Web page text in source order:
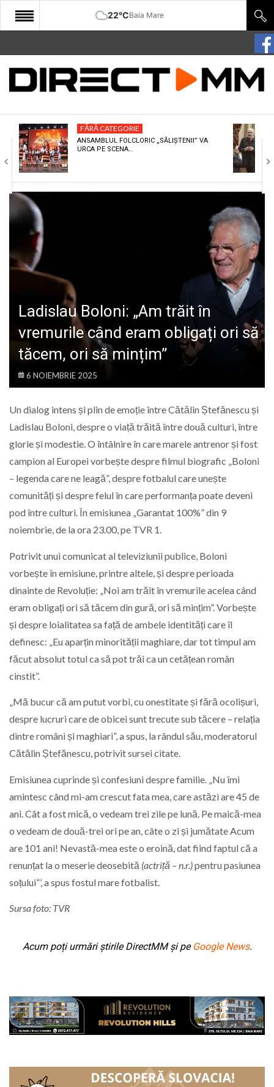
22°CBaia Mare
START
COMUNITATE
CULTURA
ECONOMIE
SANATATE
SPORT
SPECIAL
POLITIC
FĂRĂ CATEGORIE
ANSAMBLUL FOLCLORIC „SĂLIȘTENII” VA
URCA PE SCENA…
Ladislau Boloni: „Am trăit în
vremurile când eram obligați ori să
tăcem, ori să mințim”
6 NOIEMBRIE 2025
Un dialog intens și plin de emoție între Cătălin Ștefănescu și
Ladislau Boloni, despre o viață trăită între două culturi, între
glorie și modestie. O întâlnire în care marele antrenor și fost
campion al Europei vorbește despre filmul biografic „Boloni
– legenda care ne leagă”, despre fotbalul care unește
comunități și despre felul în care performanța poate deveni
pod între culturi. În emisiunea „Garantat 100%” din 9
noiembrie, de la ora 23.00, pe TVR 1.
Potrivit unui comunicat al televiziunii publice, Boloni
vorbește în emisiune, printre altele, și despre perioada
dinainte de Revoluție: „Noi am trăit în vremurile acelea când
eram obligați ori să tăcem din gură, ori să mințim”. Vorbește
și despre loialitatea sa față de ambele identități care îl
definesc: „Eu aparțin minorității maghiare, dar tot timpul am
făcut absolut totul ca să pot trăi ca un cetățean român
cinstit”.
„Mă bucur că am putut vorbi, cu onestitate și fără ocolișuri,
despre lucruri care de obicei sunt trecute sub tăcere – relația
dintre români și maghiari”, a spus, la rândul său, moderatorul
Cătălin Ștefănescu, potrivit sursei citate.
Emisiunea cuprinde și confesiuni despre familie. „Nu îmi
amintesc când mi-am crescut fata mea, care astăzi are 45 de
ani. Cât a fost mică, o vedeam trei zile pe lună. Pe maică-mea
o vedeam de două-trei ori pe an, câte o zi și jumătate Acum
are 101 ani! Nevastă-mea este o eroină, dat fiind faptul că a
renunțat la o meserie deosebită (actriță – n .r.)pentru pasiunea
soțului”’, a spus fostul mare fotbalist.
Sursa foto: TVR
Acum poți urmări știrile DirectMM și pe Google News.